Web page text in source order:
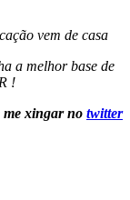
vem de casa
a melhor base de
!
me xingar no twitter